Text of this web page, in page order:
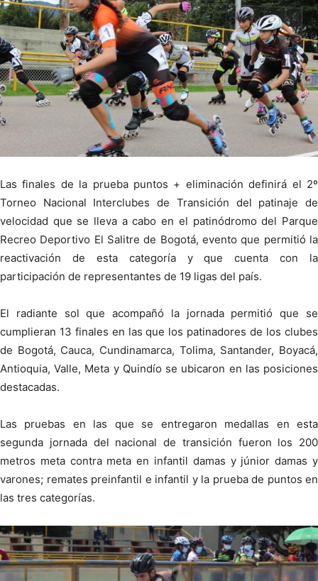
Las finales de la prueba puntos + eliminación definirá el 2º
Torneo Nacional Interclubes de Transición del patinaje de
velocidad que se lleva a cabo en el patinódromo del Parque
Recreo Deportivo El Salitre de Bogotá, evento que permitió la
reactivación de esta categoría y que cuenta con la
participación de representantes de 19 ligas del país.
El radiante sol que acompañó la jornada permitió que se
cumplieran 13 finales en las que los patinadores de los clubes
de Bogotá, Cauca, Cundinamarca, Tolima, Santander, Boyacá,
Antioquia, Valle, Meta y Quindío se ubicaron en las posiciones
destacadas.
Las pruebas en las que se entregaron medallas en esta
segunda jornada del nacional de transición fueron los 200
metros meta contra meta en infantil damas y júnior damas y
varones; remates preinfantil e infantil y la prueba de puntos en
las tres categorías.